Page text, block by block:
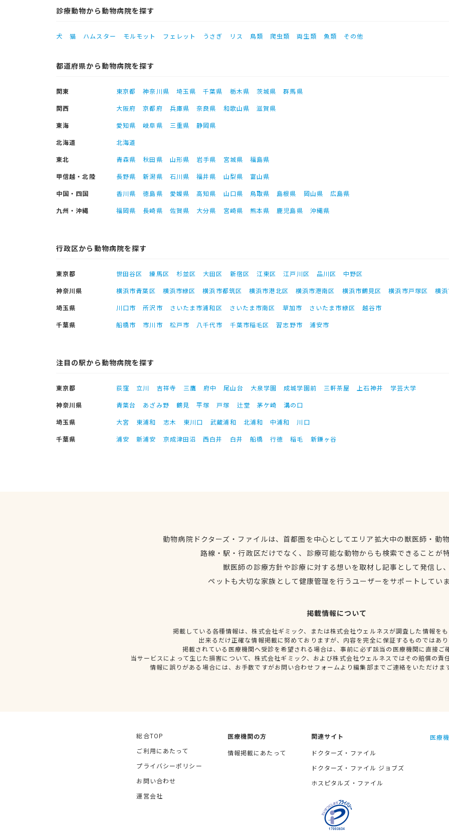
診療動物から動物病院を探す
犬 猫 ハムスター モルモット フェレット うさぎ リス 鳥類 爬虫類 両生類 魚類 その他
都道府県から動物病院を探す
関東 東京都 神奈川県 埼玉県 千葉県 栃木県 茨城県
群馬県
関西
大阪府 京都府 兵庫県 奈良県 和歌山県
滋賀県
東海
愛知県 岐阜県 三重県
静岡県
北海道
北海道
東北
青森県 秋田県 山形県 岩手県 宮城県
福島県
甲信越・北陸
長野県 新潟県 石川県 福井県 山梨県
富山県
中国・四国
香川県 徳島県 愛媛県 高知県 山口県 鳥取県 島根県 岡山県
広島県
九州・沖縄
福岡県 長崎県 佐賀県 大分県 宮崎県 熊本県 鹿児島県 沖縄県
行政区から動物病院を探す
東京都 世田谷区 練馬区 杉並区 大田区 新宿区 江東区 江戸川区 品川区
中野区
神奈川県
横浜市青葉区 横浜市緑区 横浜市都筑区 横浜市港北区 横浜市港南区 横浜市鶴見区 横浜市戸塚区
横
埼玉県
川口市 所沢市 さいたま市浦和区 さいたま市南区 草加市 さいたま市緑区
越谷市
千葉県
船橋市 市川市 松戸市 八千代市 千葉市稲毛区 習志野市 浦安市
注目の駅から動物病院を探す
東京都 荻窪 立川 吉祥寺 三鷹 府中 尾山台 大泉学園 成城学園前 三軒茶屋 上石神井
学芸大学
神奈川県
青葉台 あざみ野 鶴見 平塚 戸塚 辻堂 茅ケ崎
溝の口
埼玉県
大宮 東浦和 志木 東川口 武蔵浦和 北浦和 中浦和
川口
千葉県
浦安 新浦安 京成津田沼 西白井 白井 船橋 行徳 稲毛 新鎌ヶ谷
動物病院ドクターズ・ファイルは、首都圏を中心としてエリア拡大中の獣医師・動
路線・駅・行政区だけでなく、診療可能な動物からも検索できることが
獣医師の診療方針や診療に対する想いを取材し記事として発信し
ペットも大切な家族として健康管理を行うユーザーをサポートしてい
掲載情報について
掲載している各種情報は、株式会社ギミック、または株式会社ウェルネスが調査した情報を
出来るだけ正確な情報掲載に努めておりますが、内容を完全に保証するものではあ
掲載されている医療機関へ受診を希望される場合は、事前に必ず該当の医療機関に直接ご
当サービスによって生じた損害について、株式会社ギミック、および株式会社ウェルネスではその賠償の責
情報に誤りがある場合には、お手数ですがお問い合わせフォームより編集部までご連絡をいただけま
総合TOP
ご利用にあたって
プライバシーポリシー
お問い合わせ
運営会社
医療機関の方
情報掲載にあたって
関連サイト
ドクターズ・ファイル
ドクターズ・ファイル ジョブズ
ホスピタルズ・ファイル
医療